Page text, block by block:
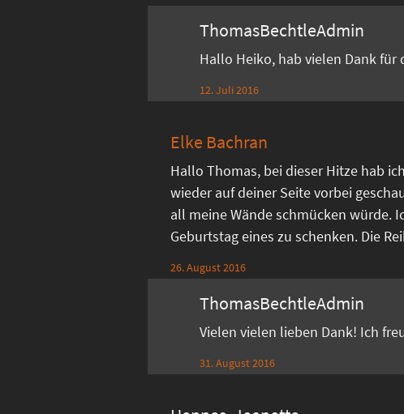
ThomasBechtleAdmin
Hallo Heiko, hab vielen Dank für
12. Juli 2016
Elke Bachran
Hallo Thomas, bei dieser Hitze hab
wieder auf deiner Seite vorbei
all meine Wände schmücken würde.
Geburtstag eines zu schenken. Die
26. August 2016
ThomasBechtleAdmin
Vielen vielen lieben Dank! Ich
31. August 2016